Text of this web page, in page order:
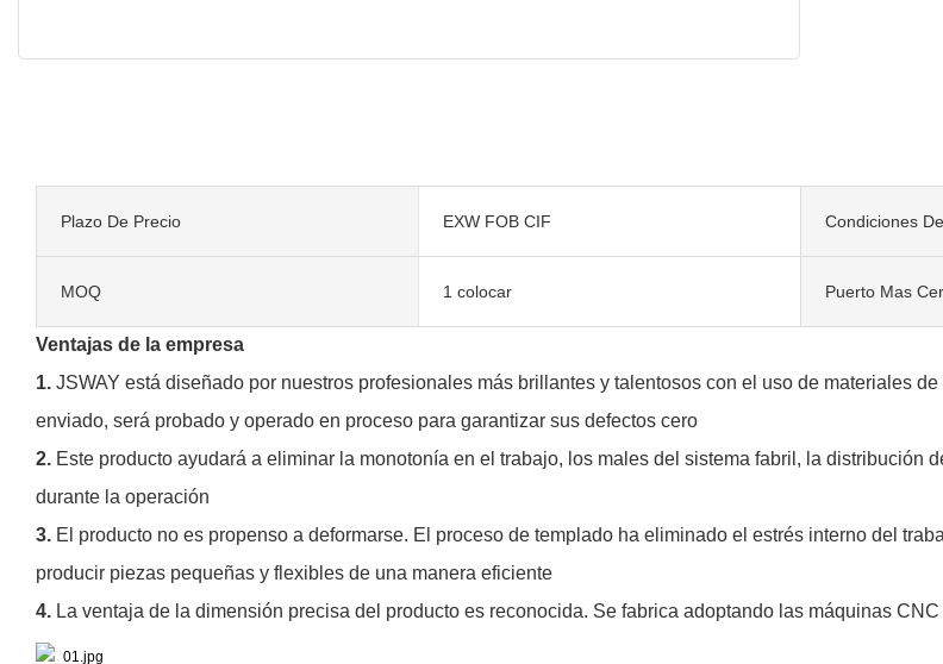
Plazo De Precio EXW FOB CIF Condiciones
MOQ 1 colocar Puerto Mas
Ventajas de la empresa
1. JSWAY está diseñado por nuestros profesionales más brillantes y talentosos con el uso de materiales
enviado, será probado y operado en proceso para garantizar sus defectos cero
2. Este producto ayudará a eliminar la monotonía en el trabajo, los males del sistema fabril, la distribución
durante la operación
3. El producto no es propenso a deformarse. El proceso de templado ha eliminado el estrés interno del
producir piezas pequeñas y flexibles de una manera eficiente
4. La ventaja de la dimensión precisa del producto es reconocida. Se fabrica adoptando las máquinas